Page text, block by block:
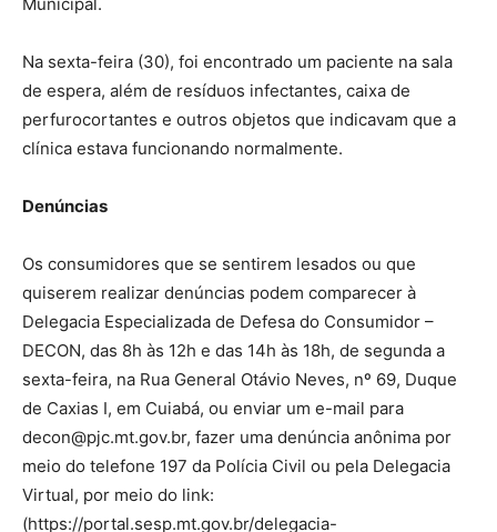
Na sexta-feira (30), foi encontrado um paciente na sala
de espera, além de resíduos infectantes, caixa de
perfurocortantes e outros objetos que indicavam que a
clínica estava funcionando normalmente.
Denúncias
Os consumidores que se sentirem lesados ou que
quiserem realizar denúncias podem comparecer à
Delegacia Especializada de Defesa do Consumidor –
DECON, das 8h às 12h e das 14h às 18h, de segunda a
sexta-feira, na Rua General Otávio Neves, nº 69, Duque
de Caxias I, em Cuiabá, ou enviar um e-mail para
decon@pjc.mt.gov.br, fazer uma denúncia anônima por
meio do telefone 197 da Polícia Civil ou pela Delegacia
Virtual, por meio do link:
(https://portal.sesp.mt.gov.br/delegacia-